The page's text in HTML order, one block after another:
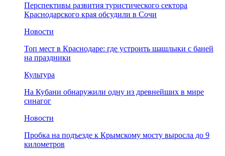
Перспективы развития туристического сектора
Краснодарского края обсудили в Сочи
Новости
Топ мест в Краснодаре: где устроить шашлыки с баней
на праздники
Культура
На Кубани обнаружили одну из древнейших в мире
синагог
Новости
Пробка на подъезде к Крымскому мосту выросла до 9
километров